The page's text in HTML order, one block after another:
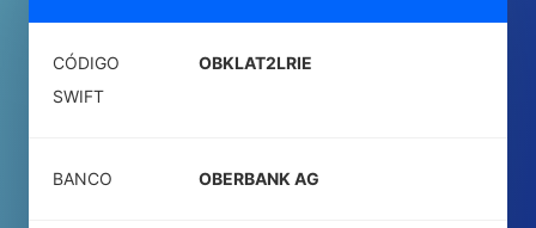
CÓDIGO
SWIFT
OBKLAT2LRIE
BANCO OBERBANK AG